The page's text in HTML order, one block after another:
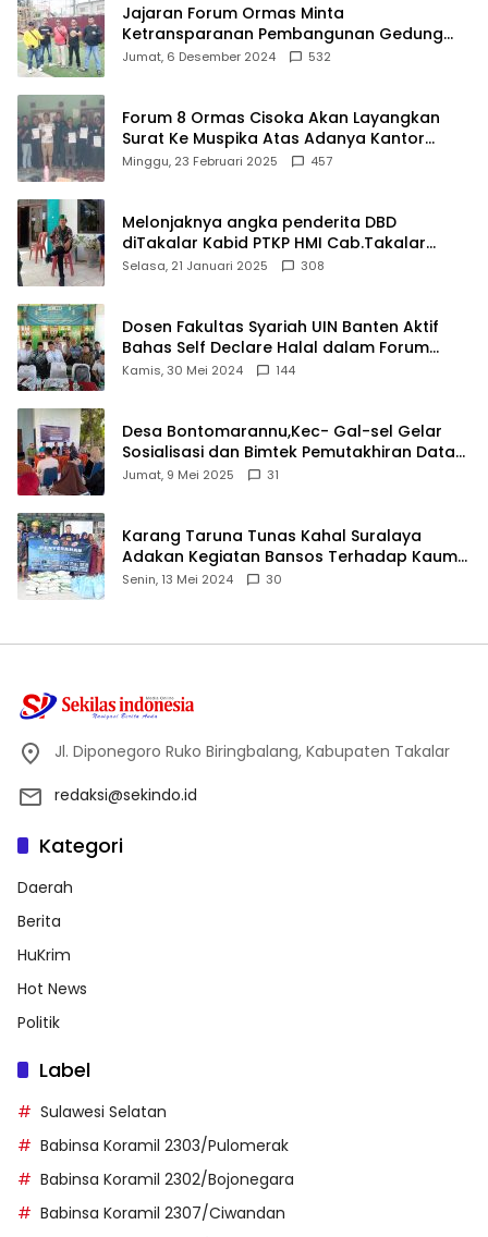
Jajaran Forum Ormas Minta
Ketransparanan Pembangunan Gedung
Damkar Di Kecamatan Cisoka
Jumat, 6 Desember 2024 532
Forum 8 Ormas Cisoka Akan Layangkan
Surat Ke Muspika Atas Adanya Kantor
Matel di Cisoka
Minggu, 23 Februari 2025 457
Melonjaknya angka penderita DBD
diTakalar Kabid PTKP HMI Cab.Takalar
angkat bicara
Selasa, 21 Januari 2025 308
Dosen Fakultas Syariah UIN Banten Aktif
Bahas Self Declare Halal dalam Forum
Ijtima Ulama MUI
Kamis, 30 Mei 2024 144
Desa Bontomarannu,Kec- Gal-sel Gelar
Sosialisasi dan Bimtek Pemutakhiran Data
ID
Jumat, 9 Mei 2025 31
Karang Taruna Tunas Kahal Suralaya
Adakan Kegiatan Bansos Terhadap Kaum
Dhuafa dan Anak Yatim-Piatu
Senin, 13 Mei 2024 30
Jl. Diponegoro Ruko Biringbalang, Kabupaten Takalar
redaksi@sekindo.id
Kategori
Daerah
Berita
HuKrim
Hot News
Politik
Label
Sulawesi Selatan
Babinsa Koramil 2303/Pulomerak
Babinsa Koramil 2302/Bojonegara
Babinsa Koramil 2307/Ciwandan